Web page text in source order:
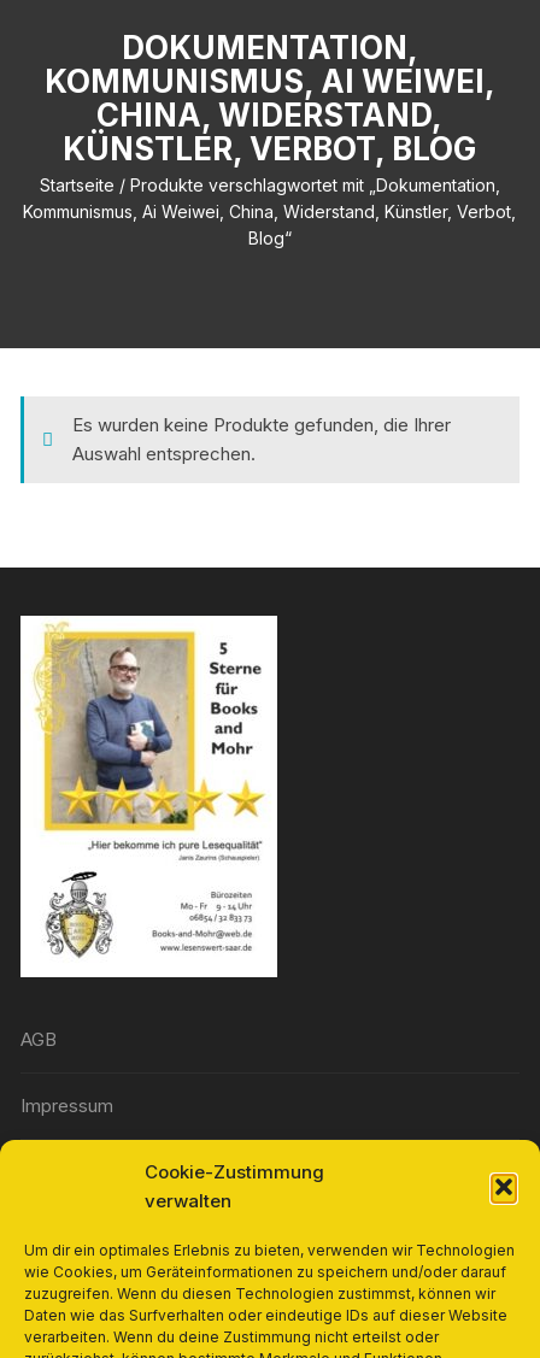
Cookie-Zustimmung
verwalten
Um dir ein optimales Erlebnis zu bieten, verwenden wir Technologien
wie Cookies, um Geräteinformationen zu speichern und/oder darauf
zuzugreifen. Wenn du diesen Technologien zustimmst, können wir
Daten wie das Surfverhalten oder eindeutige IDs auf dieser Website
verarbeiten. Wenn du deine Zustimmung nicht erteilst oder
DOKUMENTATION,
KOMMUNISMUS, AI WEIWEI,
CHINA, WIDERSTAND,
KÜNSTLER, VERBOT, BLOG
Startseite / Produkte verschlagwortet mit „Dokumentation,
Kommunismus, Ai Weiwei, China, Widerstand, Künstler, Verbot,
Blog“
Es wurden keine Produkte gefunden, die Ihrer
Auswahl entsprechen.
AGB
Impressum
Widerrufsbelehrung
Cookie-Richtlinie (EU)